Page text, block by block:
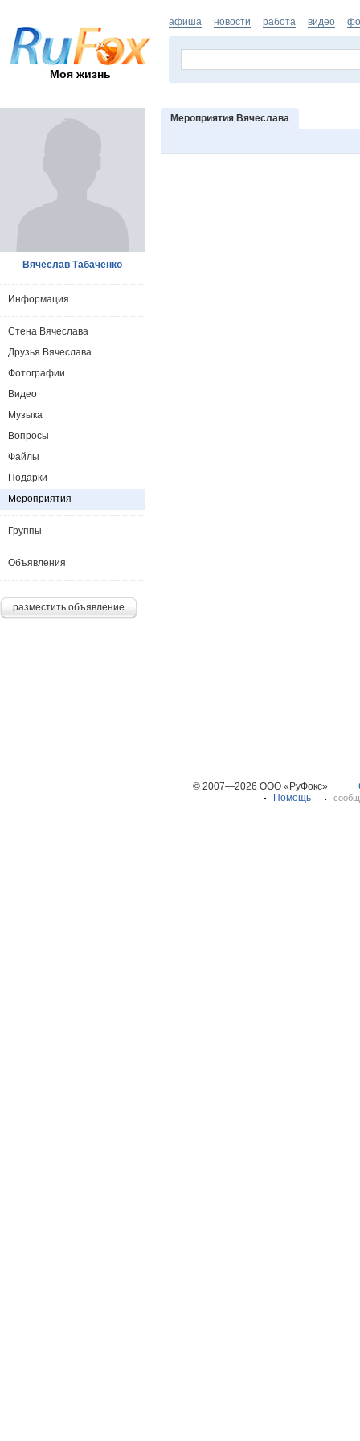
Моя жизнь
афиша новости работа видео
Мероприятия Вячеслава
Вячеслав Табаченко
Информация
Стена Вячеслава
Друзья Вячеслава
Фотографии
Видео
Музыка
Вопросы
Файлы
Подарки
Мероприятия
Группы
Объявления
разместить объявление
© 2007—2026 ООО «РуФокс»
Помощь